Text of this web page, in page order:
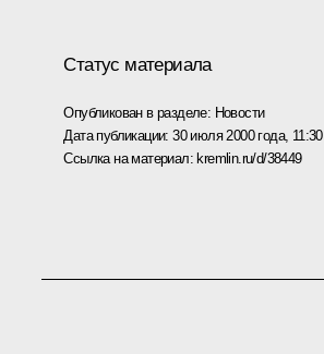
Статус материала
Опубликован в разделе: Новости
Дата публикации:30 июля 2000 года, 11:30
Ссылка на материал:kremlin.ru/d/38449